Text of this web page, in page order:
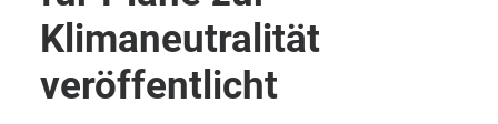
Klimaneutralität
veröffentlicht